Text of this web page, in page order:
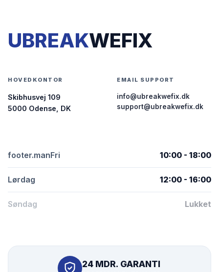
UBREAKWEFIX
HOVEDKONTOR
Skibhusvej 109
5000 Odense, DK
EMAIL SUPPORT
info@ubreakwefix.dk
support@ubreakwefix.dk
footer.manFri 10:00 - 18:00
Lørdag 12:00 - 16:00
Søndag Lukket
24 MDR. GARANTI